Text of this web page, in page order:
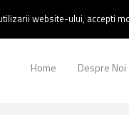
Home Despre Noi
website-ului, accepti